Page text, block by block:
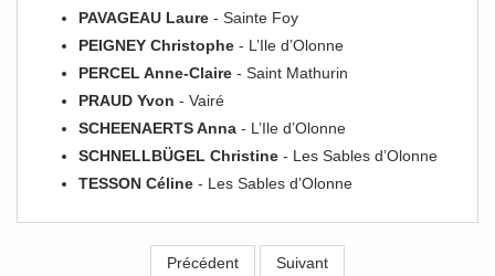
PAVAGEAU Laure - Sainte Foy
PEIGNEY Christophe - L’Ile d’Olonne
PERCEL Anne-Claire - Saint Mathurin
PRAUD Yvon - Vairé
SCHEENAERTS Anna - L’Ile d’Olonne
SCHNELLBÜGEL Christine - Les Sables d’Olonne
TESSON Céline - Les Sables d’Olonne
Précédent Suivant